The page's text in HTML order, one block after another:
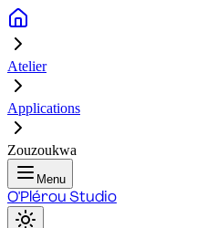
Atelier
Applications
Zouzoukwa
Menu
O'Plérou Studio